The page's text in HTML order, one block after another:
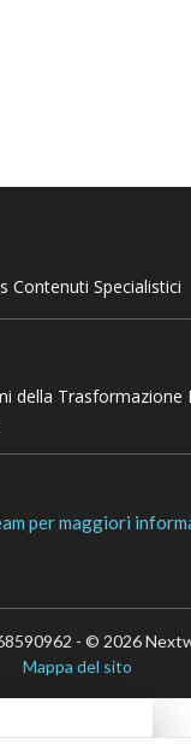
Contenuti Specialistici
Trasformazione
per maggiori
- © 2026
Mappa del sito